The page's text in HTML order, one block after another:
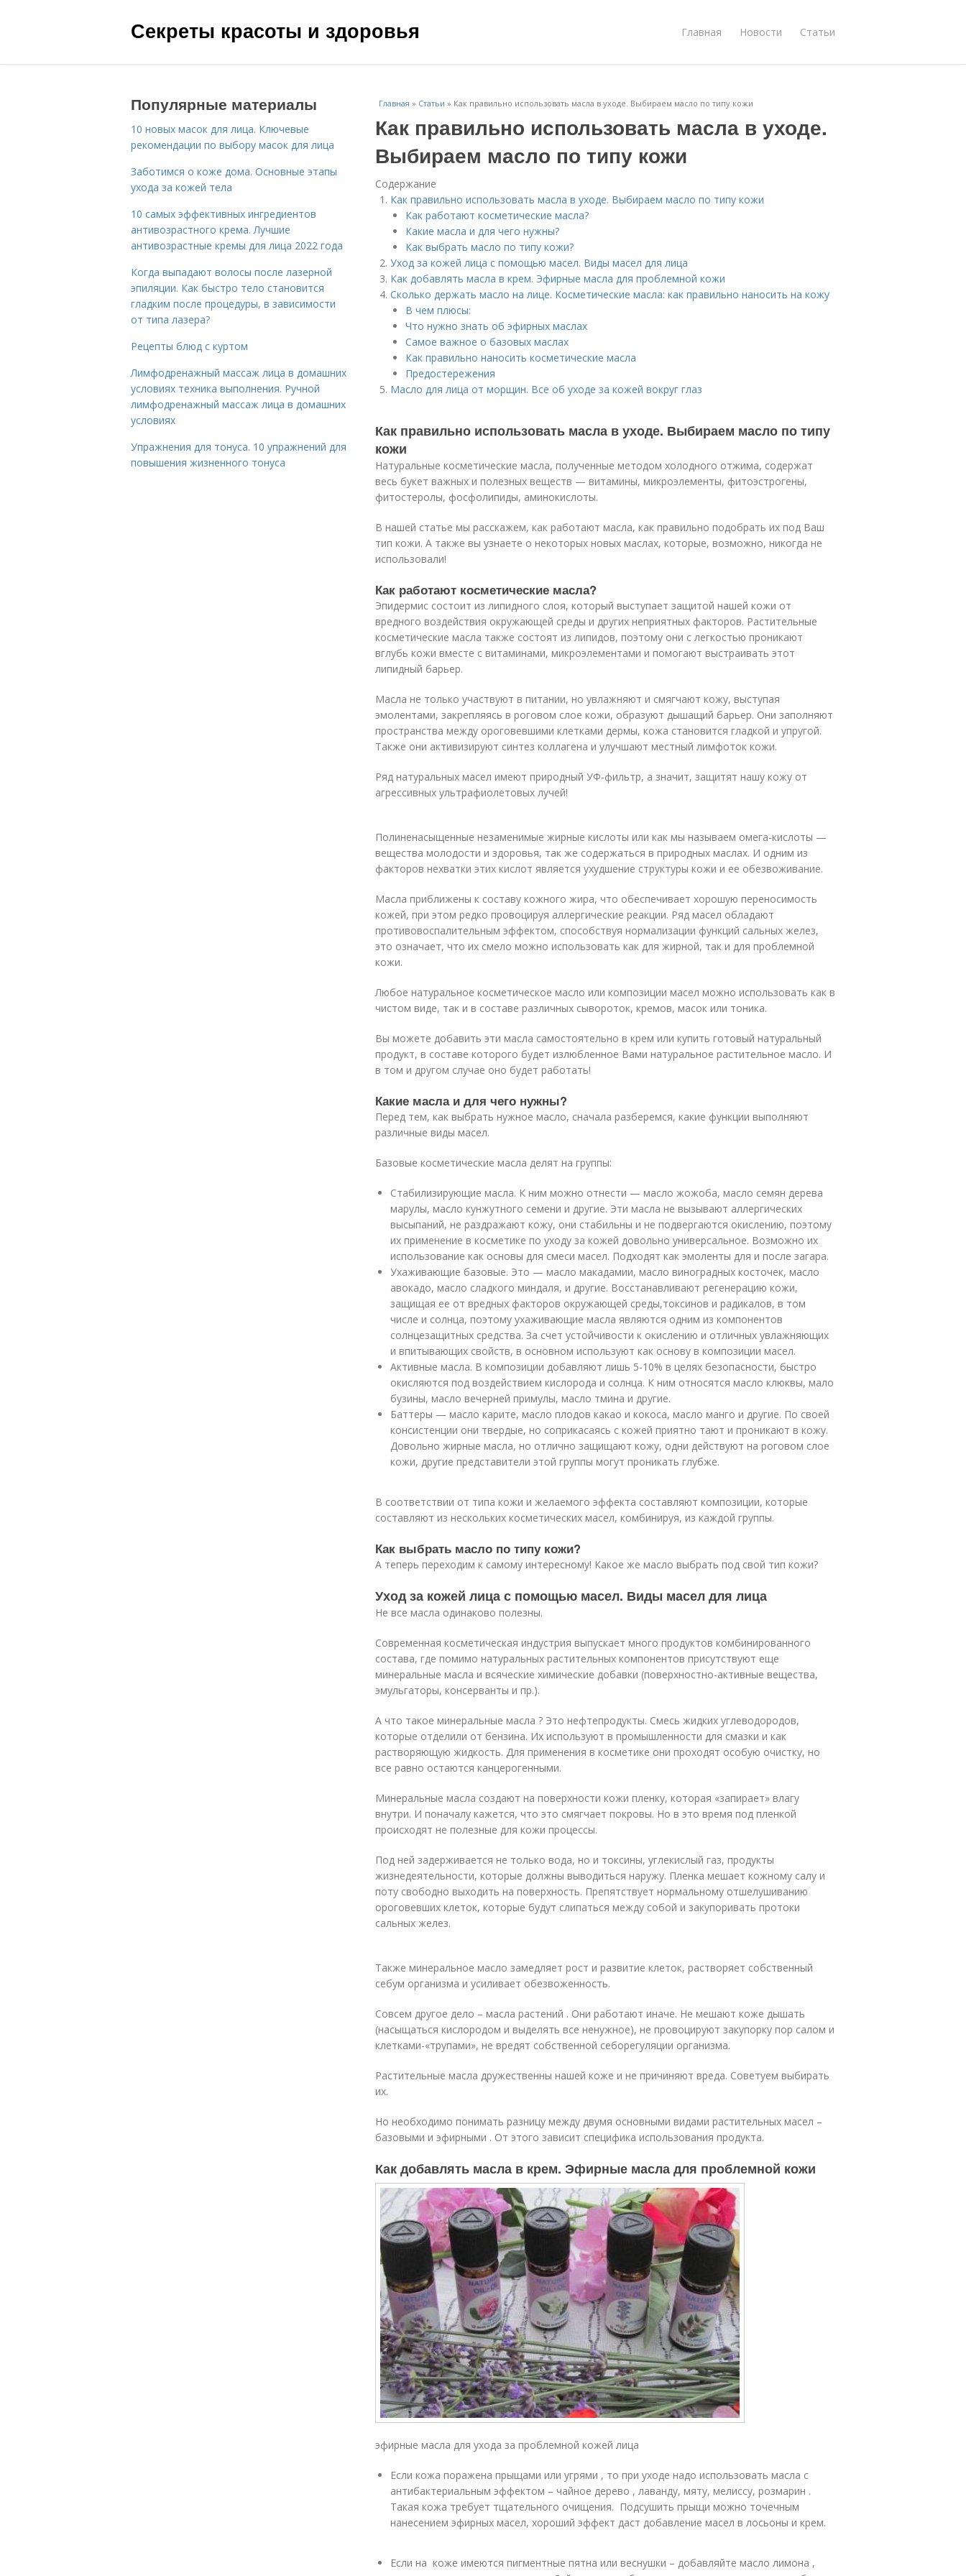
Секреты красоты и здоровья Главная Новости Статьи
Главная » Статьи » Как правильно использовать масла в уходе. Выбираем масло по типу кожи
Как правильно использовать масла в уходе.
Выбираем масло по типу кожи
Содержание
Как правильно использовать масла в уходе. Выбираем масло по типу кожи
Как работают косметические масла?
Какие масла и для чего нужны?
Как выбрать масло по типу кожи?
Уход за кожей лица с помощью масел. Виды масел для лица
Как добавлять масла в крем. Эфирные масла для проблемной кожи
Сколько держать масло на лице. Косметические масла: как правильно наносить на кожу
В чем плюсы:
Что нужно знать об эфирных маслах
Самое важное о базовых маслах
Как правильно наносить косметические масла
Предостережения
Масло для лица от морщин. Все об уходе за кожей вокруг глаз
Как правильно использовать масла в уходе. Выбираем масло по типу
кожи
Натуральные косметические масла, полученные методом холодного отжима, содержат
весь букет важных и полезных веществ — витамины, микроэлементы, фитоэстрогены,
фитостеролы, фосфолипиды, аминокислоты.
В нашей статье мы расскажем, как работают масла, как правильно подобрать их под Ваш
тип кожи. А также вы узнаете о некоторых новых маслах, которые, возможно, никогда не
использовали!
Как работают косметические масла?
Эпидермис состоит из липидного слоя, который выступает защитой нашей кожи от
вредного воздействия окружающей среды и других неприятных факторов. Растительные
косметические масла также состоят из липидов, поэтому они с легкостью проникают
вглубь кожи вместе с витаминами, микроэлементами и помогают выстраивать этот
липидный барьер.
Масла не только участвуют в питании, но увлажняют и смягчают кожу, выступая
эмолентами, закрепляясь в роговом слое кожи, образуют дышащий барьер. Они заполняют
пространства между ороговевшими клетками дермы, кожа становится гладкой и упругой.
Также они активизируют синтез коллагена и улучшают местный лимфоток кожи.
Ряд натуральных масел имеют природный УФ-фильтр, а значит, защитят нашу кожу от
агрессивных ультрафиолетовых лучей!
Полиненасыщенные незаменимые жирные кислоты или как мы называем омега-кислоты —
вещества молодости и здоровья, так же содержаться в природных маслах. И одним из
факторов нехватки этих кислот является ухудшение структуры кожи и ее обезвоживание.
Масла приближены к составу кожного жира, что обеспечивает хорошую переносимость
кожей, при этом редко провоцируя аллергические реакции. Ряд масел обладают
противовоспалительным эффектом, способствуя нормализации функций сальных желез,
это означает, что их смело можно использовать как для жирной, так и для проблемной
кожи.
Любое натуральное косметическое масло или композиции масел можно использовать как в
чистом виде, так и в составе различных сывороток, кремов, масок или тоника.
Вы можете добавить эти масла самостоятельно в крем или купить готовый натуральный
продукт, в составе которого будет излюбленное Вами натуральное растительное масло. И
в том и другом случае оно будет работать!
Какие масла и для чего нужны?
Перед тем, как выбрать нужное масло, сначала разберемся, какие функции выполняют
различные виды масел.
Базовые косметические масла делят на группы:
Стабилизирующие масла. К ним можно отнести — масло жожоба, масло семян дерева
марулы, масло кунжутного семени и другие. Эти масла не вызывают аллергических
высыпаний, не раздражают кожу, они стабильны и не подвергаются окислению, поэтому
их применение в косметике по уходу за кожей довольно универсальное. Возможно их
использование как основы для смеси масел. Подходят как эмоленты для и после загара.
Ухаживающие базовые. Это — масло макадамии, масло виноградных косточек, масло
авокадо, масло сладкого миндаля, и другие. Восстанавливают регенерацию кожи,
защищая ее от вредных факторов окружающей среды,токсинов и радикалов, в том
числе и солнца, поэтому ухаживающие масла являются одним из компонентов
солнцезащитных средства. За счет устойчивости к окислению и отличных увлажняющих
и впитывающих свойств, в основном используют как основу в композиции масел.
Активные масла. В композиции добавляют лишь 5-10% в целях безопасности, быстро
окисляются под воздействием кислорода и солнца. К ним относятся масло клюквы, мало
бузины, масло вечерней примулы, масло тмина и другие.
Баттеры — масло карите, масло плодов какао и кокоса, масло манго и другие. По своей
консистенции они твердые, но соприкасаясь с кожей приятно тают и проникают в кожу.
Довольно жирные масла, но отлично защищают кожу, одни действуют на роговом слое
кожи, другие представители этой группы могут проникать глубже.
В соответствии от типа кожи и желаемого эффекта составляют композиции, которые
составляют из нескольких косметических масел, комбинируя, из каждой группы.
Как выбрать масло по типу кожи?
А теперь переходим к самому интересному! Какое же масло выбрать под свой тип кожи?
Уход за кожей лица с помощью масел. Виды масел для лица
Не все масла одинаково полезны.
Современная косметическая индустрия выпускает много продуктов комбинированного
состава, где помимо натуральных растительных компонентов присутствуют еще
минеральные масла и всяческие химические добавки (поверхностно-активные вещества,
эмульгаторы, консерванты и пр.).
А что такое минеральные масла ? Это нефтепродукты. Смесь жидких углеводородов,
которые отделили от бензина. Их используют в промышленности для смазки и как
растворяющую жидкость. Для применения в косметике они проходят особую очистку, но
все равно остаются канцерогенными.
Минеральные масла создают на поверхности кожи пленку, которая «запирает» влагу
внутри. И поначалу кажется, что это смягчает покровы. Но в это время под пленкой
происходят не полезные для кожи процессы.
Под ней задерживается не только вода, но и токсины, углекислый газ, продукты
жизнедеятельности, которые должны выводиться наружу. Пленка мешает кожному салу и
поту свободно выходить на поверхность. Препятствует нормальному отшелушиванию
ороговевших клеток, которые будут слипаться между собой и закупоривать протоки
сальных желез.
Также минеральное масло замедляет рост и развитие клеток, растворяет собственный
себум организма и усиливает обезвоженность.
Совсем другое дело – масла растений . Они работают иначе. Не мешают коже дышать
(насыщаться кислородом и выделять все ненужное), не провоцируют закупорку пор салом и
клетками-«трупами», не вредят собственной себорегуляции организма.
Растительные масла дружественны нашей коже и не причиняют вреда. Советуем выбирать
их.
Но необходимо понимать разницу между двумя основными видами растительных масел –
базовыми и эфирными . От этого зависит специфика использования продукта.
Как добавлять масла в крем. Эфирные масла для проблемной кожи
эфирные масла для ухода за проблемной кожей лица
Если кожа поражена прыщами или угрями , то при уходе надо использовать масла с
антибактериальным эффектом – чайное дерево , лаванду, мяту, мелиссу, розмарин .
Такая кожа требует тщательного очищения. Подсушить прыщи можно точечным
нанесением эфирных масел, хороший эффект даст добавление масел в лосьоны и крем.
Если на коже имеются пигментные пятна или веснушки – добавляйте масло лимона ,
Популярные материалы
10 новых масок для лица. Ключевые
рекомендации по выбору масок для лица
Заботимся о коже дома. Основные этапы
ухода за кожей тела
10 самых эффективных ингредиентов
антивозрастного крема. Лучшие
антивозрастные кремы для лица 2022 года
Когда выпадают волосы после лазерной
эпиляции. Как быстро тело становится
гладким после процедуры, в зависимости
от типа лазера?
Рецепты блюд с куртом
Лимфодренажный массаж лица в домашних
условиях техника выполнения. Ручной
лимфодренажный массаж лица в домашних
условиях
Упражнения для тонуса. 10 упражнений для
повышения жизненного тонуса